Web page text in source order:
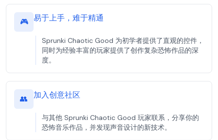
🎮 易于上手，难于精通
Sprunki Chaotic Good 为初学者提供了直观的控件，
同时为经验丰富的玩家提供了创作复杂恐怖作品的深
度。
👥 加入创意社区
与其他 Sprunki Chaotic Good 玩家联系，分享你的
恐怖音乐作品，并发现声音设计的新技术。